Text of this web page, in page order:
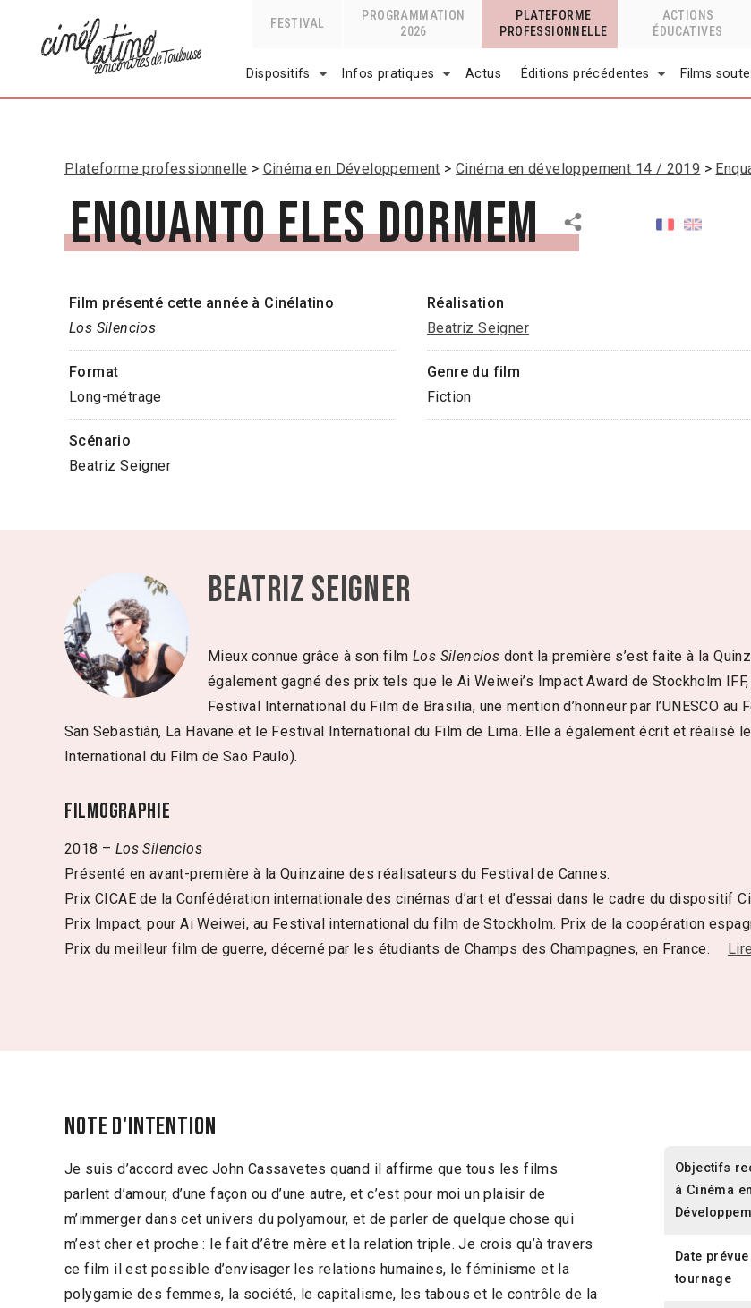
FESTIVAL
PROGRAMMATION
2026
PLATEFORME
PROFESSIONNELLE
ACTIONS
ÉDUCATIVES
Dispositifs Infos pratiques Actus Éditions précédentes Films
Plateforme professionnelle Cinéma en Développement Cinéma en développement 14 / 2019
Enquanto Eles Dormem
Film présenté cette année à Cinélatino
Los Silencios
Réalisation
Beatriz Seigner
Format
Long-métrage
Genre du film
Fiction
Scénario
Beatriz Seigner
Beatriz Seigner
Mieux connue grâce à son film Los Silencios dont la première s’est faite à la
également gagné des prix tels que le Ai Weiwei’s Impact Award de Stockholm
Festival International du Film de Brasilia, une mention d’honneur par l’UNESCO
San Sebastián, La Havane et le Festival International du Film de Lima. Elle a également écrit et réalisé
International du Film de Sao Paulo).
Filmographie
2018 – Los Silencios
Présenté en avant-première à la Quinzaine des réalisateurs du Festival de Cannes.
Prix CICAE de la Confédération internationale des cinémas d’art et d’essai dans le cadre du dispositif
Prix Impact, pour Ai Weiwei, au Festival international du film de Stockholm. Prix de la coopération
Prix du meilleur film de guerre, décerné par les étudiants de Champs des Champagnes, en France.
Note d'intention
Je suis d’accord avec John Cassavetes quand il affirme que tous les films
parlent d’amour, d’une façon ou d’une autre, et c’est pour moi un plaisir de
m’immerger dans cet univers du polyamour, et de parler de quelque chose qui
m’est cher et proche : le fait d’être mère et la relation triple. Je crois qu’à travers
ce film il est possible d’envisager les relations humaines, le féminisme et la
polygamie des femmes, la société, le capitalisme, les tabous et le contrôle de la
Objectifs
à Cinéma en
Date
tournage